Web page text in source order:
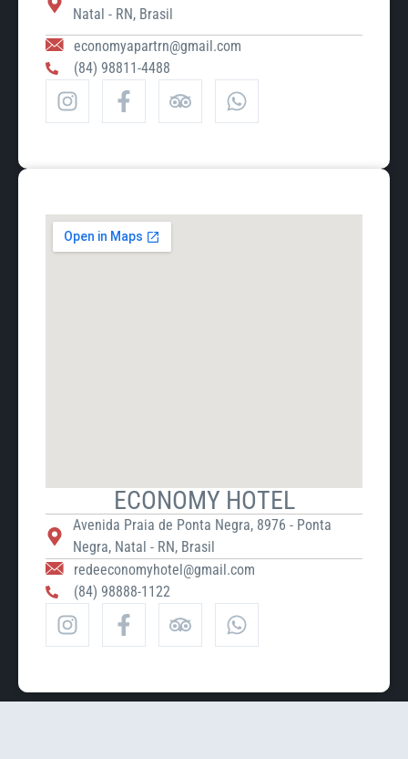
Natal - RN, Brasil
economyapartrn@gmail.com
(84) 98811-4488
ECONOMY HOTEL
Avenida Praia de Ponta Negra, 8976 - Ponta
Negra, Natal - RN, Brasil
redeeconomyhotel@gmail.com
(84) 98888-1122